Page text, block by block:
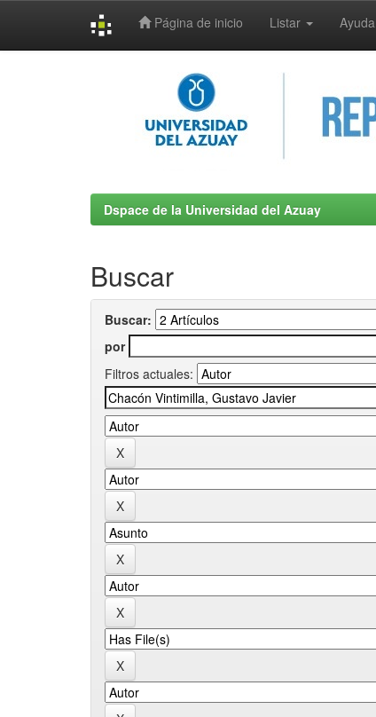
Página de inicio Listar Ayuda
Dspace de la Universidad del Azuay
Buscar
Buscar:
por
Filtros actuales: